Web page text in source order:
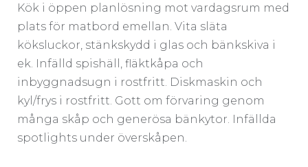
Kök i öppen planlösning mot vardagsrum med
plats för matbord emellan. Vita släta
köksluckor, stänkskydd i glas och bänkskiva i
ek. Infälld spishäll, fläktkåpa och
inbyggnadsugn i rostfritt. Diskmaskin och
kyl/frys i rostfritt. Gott om förvaring genom
många skåp och generösa bänkytor. Infällda
spotlights under överskåpen.